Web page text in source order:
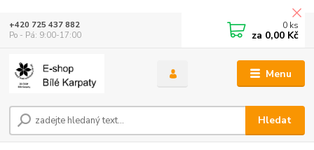
Menu
Hledat
+420 725 437 882
Po - Pá: 9:00-17:00
0 ks
za 0,00 Kč